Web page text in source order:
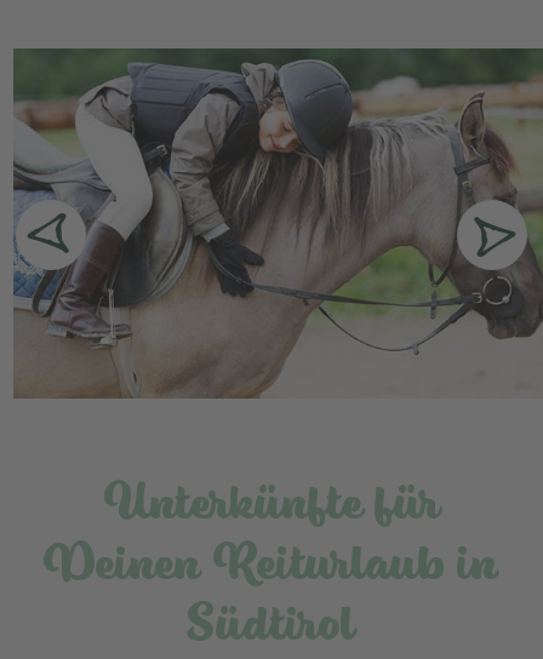
große Gäste! Auch die süßen Haflinger und die Ponys
dürfen natürlich nicht fehlen. Eine Fahrt mit der
Pferdekutsche oder dem Schlitten zählt ganz klar zu den
Must-Do’s für Deinen Reiturlaub in den Dolomiten. Jetzt
reinschauen, Ausritte machen und wahre Freude und
pures Glück in Südtirol finden …
Unterkünfte für
Deinen Reiturlaub in
Südtirol